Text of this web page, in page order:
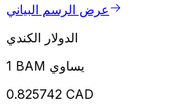
عرض الرسم البياني
الدولار الكندي
1 BAM يساوي
0.825742 CAD